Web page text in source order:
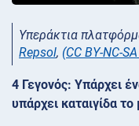
Υπεράκτια
Repsol, (CC BY-NC-
4 Γεγονός: Υπάρχει
υπάρχει καταιγίδα